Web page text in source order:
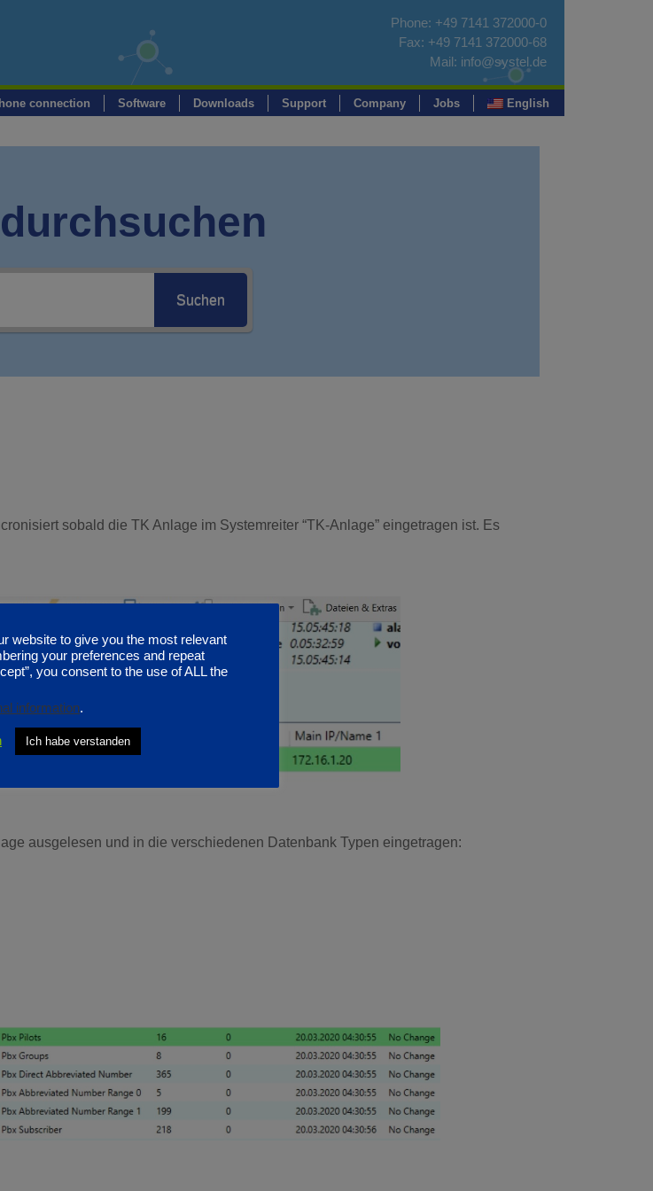
Phone: +49 7141 372000-0
Fax: +49 7141 372000-68
Mail: info@systel.de
connection Software Downloads Support Company Jobs English
Suchen
sobald die TK Anlage im Systemreiter “TK-Anlage” eingetragen ist. Es
ausgelesen und in die verschiedenen Datenbank Typen eingetragen:
website to give you the most relevant
your preferences and repeat
you consent to the use of ALL the
information.
Ich habe verstanden